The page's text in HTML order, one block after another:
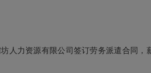
人力资源有限公司签订劳务派遣合同，